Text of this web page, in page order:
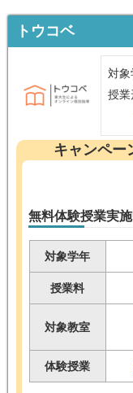
トウコベ
対象
授業
キャンペー
無料体験授業実施
対象学年
授業料
対象教室
体験授業